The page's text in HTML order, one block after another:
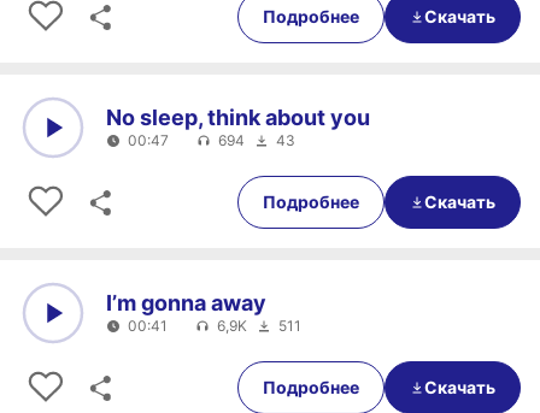
Подробнее Скачать
00:47
No sleep, think about you
00:47 694 43
Подробнее Скачать
00:41
I’m gonna away
00:41 6,9K 511
Подробнее Скачать